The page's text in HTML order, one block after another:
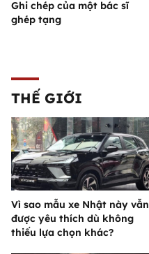
Ghi chép của một bác sĩ
ghép tạng
THẾ GIỚI
Vì sao mẫu xe Nhật này vẫn
được yêu thích dù không
thiếu lựa chọn khác?